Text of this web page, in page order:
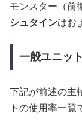
モンスター（前
シュタインはお
一般ユニット
下記が前述の主
トの使用率一覧